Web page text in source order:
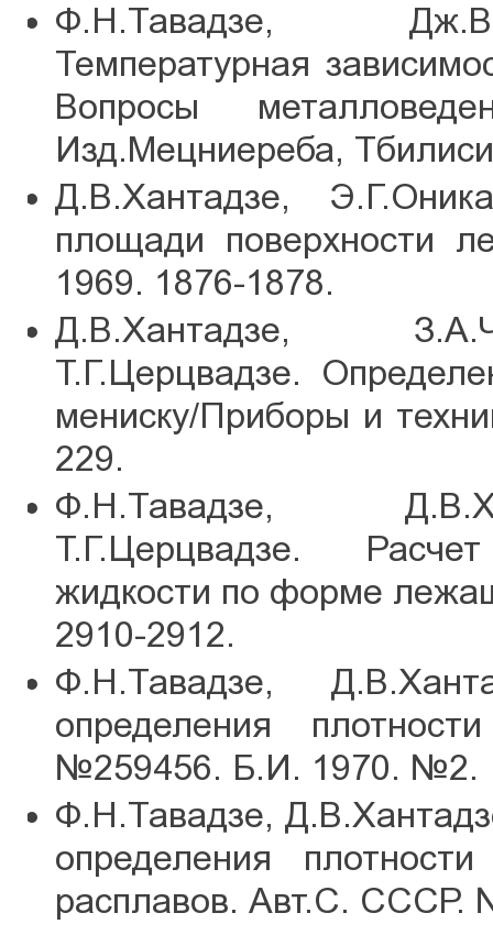
Ф.Н.Тавадзе,
Температурная
Вопросы
Изд.Мецниереба,
Д.В.Хантадзе,
площади
1969. 1876-1878.
Д.В.Хантадзе,
Т.Г.Церцвадзе.
мениску/Приборы и
229.
Ф.Н.Тавадзе,
Т.Г.Церцвадзе.
жидкости по форме
2910-2912.
Ф.Н.Тавадзе,
определения
№259456. Б.И. 1970. №2.
Ф.Н.Тавадзе,
определения
расплавов. Авт.С.